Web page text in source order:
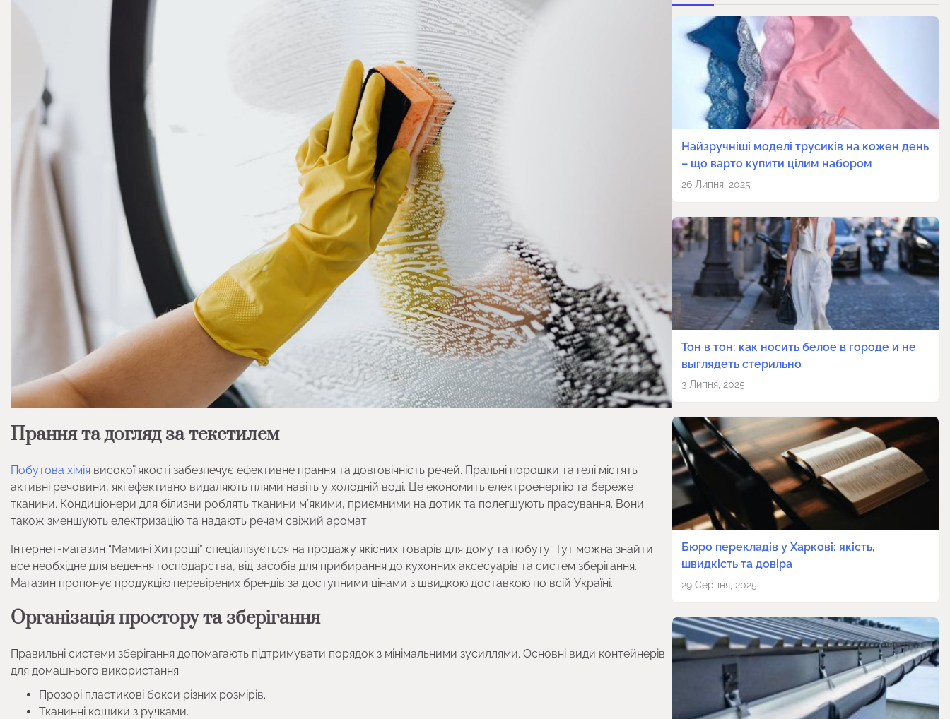
Прання та догляд за текстилем
Побутова хімія високої якості забезпечує ефективне прання та довговічність речей. Пральні порошки та гелі містять
активні речовини, які ефективно видаляють плями навіть у холодній воді. Це економить електроенергію та береже
тканини. Кондиціонери для білизни роблять тканини м’якими, приємними на дотик та полегшують прасування. Вони
також зменшують електризацію та надають речам свіжий аромат.
Інтернет-магазин “Мамині Хитрощі” спеціалізується на продажу якісних товарів для дому та побуту. Тут можна знайти
все необхідне для ведення господарства, від засобів для прибирання до кухонних аксесуарів та систем зберігання.
Магазин пропонує продукцію перевірених брендів за доступними цінами з швидкою доставкою по всій Україні.
Організація простору та зберігання
Правильні системи зберігання допомагають підтримувати порядок з мінімальними зусиллями. Основні види контейнерів
для домашнього використання:
Прозорі пластикові бокси різних розмірів.
Тканинні кошики з ручками.
Найзручніші моделі трусиків на кожен день
– що варто купити цілим набором
26 Липня, 2025
Тон в тон: как носить белое в городе и не
выглядеть стерильно
3 Липня, 2025
Бюро перекладів у Харкові: якість,
швидкість та довіра
29 Серпня, 2025